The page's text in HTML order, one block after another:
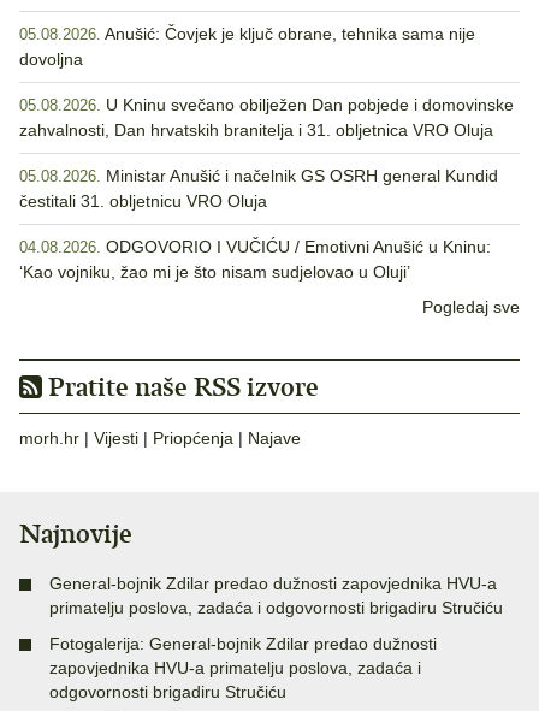
05.08.2026. Anušić: Čovjek je ključ obrane, tehnika sama nije
dovoljna
05.08.2026. U Kninu svečano obilježen Dan pobjede i domovinske
zahvalnosti, Dan hrvatskih branitelja i 31. obljetnica VRO Oluja
05.08.2026. Ministar Anušić i načelnik GS OSRH general Kundid
čestitali 31. obljetnicu VRO Oluja
04.08.2026. ODGOVORIO I VUČIĆU / Emotivni Anušić u Kninu:
‘Kao vojniku, žao mi je što nisam sudjelovao u Oluji’
Pogledaj sve
Pratite naše RSS izvore
morh.hr | Vijesti | Priopćenja | Najave
Najnovije
General-bojnik Zdilar predao dužnosti zapovjednika HVU-a
primatelju poslova, zadaća i odgovornosti brigadiru Stručiću
Fotogalerija: General-bojnik Zdilar predao dužnosti
zapovjednika HVU-a primatelju poslova, zadaća i
odgovornosti brigadiru Stručiću